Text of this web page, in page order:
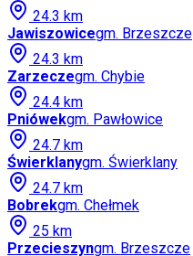
24.3 km
Jawiszowicegm. Brzeszcze
24.3 km
Zarzeczegm. Chybie
24.4 km
Pniówekgm. Pawłowice
24.7 km
Świerklanygm. Świerklany
24.7 km
Bobrekgm. Chełmek
25 km
Przecieszyngm. Brzeszcze